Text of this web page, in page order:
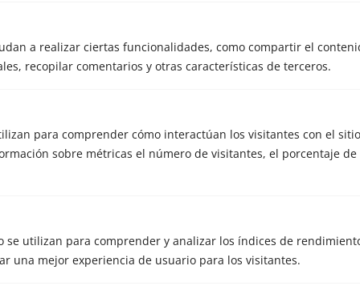
a realizar ciertas funcionalidades, como compartir el
recopilar comentarios y otras características de terceros.
para comprender cómo interactúan los visitantes con el
sobre métricas el número de visitantes, el porcentaje
se utilizan para comprender y analizar los índices de
una mejor experiencia de usuario para los visitantes.
esfuerzo, tiempo y dedicación. Por eso, cuando
llega el momento de dar el paso,...